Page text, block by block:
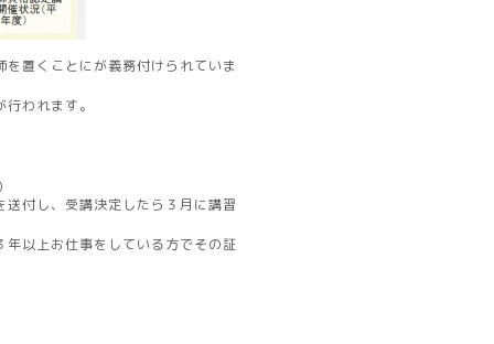
置くことにが義務付けられていま
われます。
付し、受講決定したら３月に講習
以上お仕事をしている方でその証